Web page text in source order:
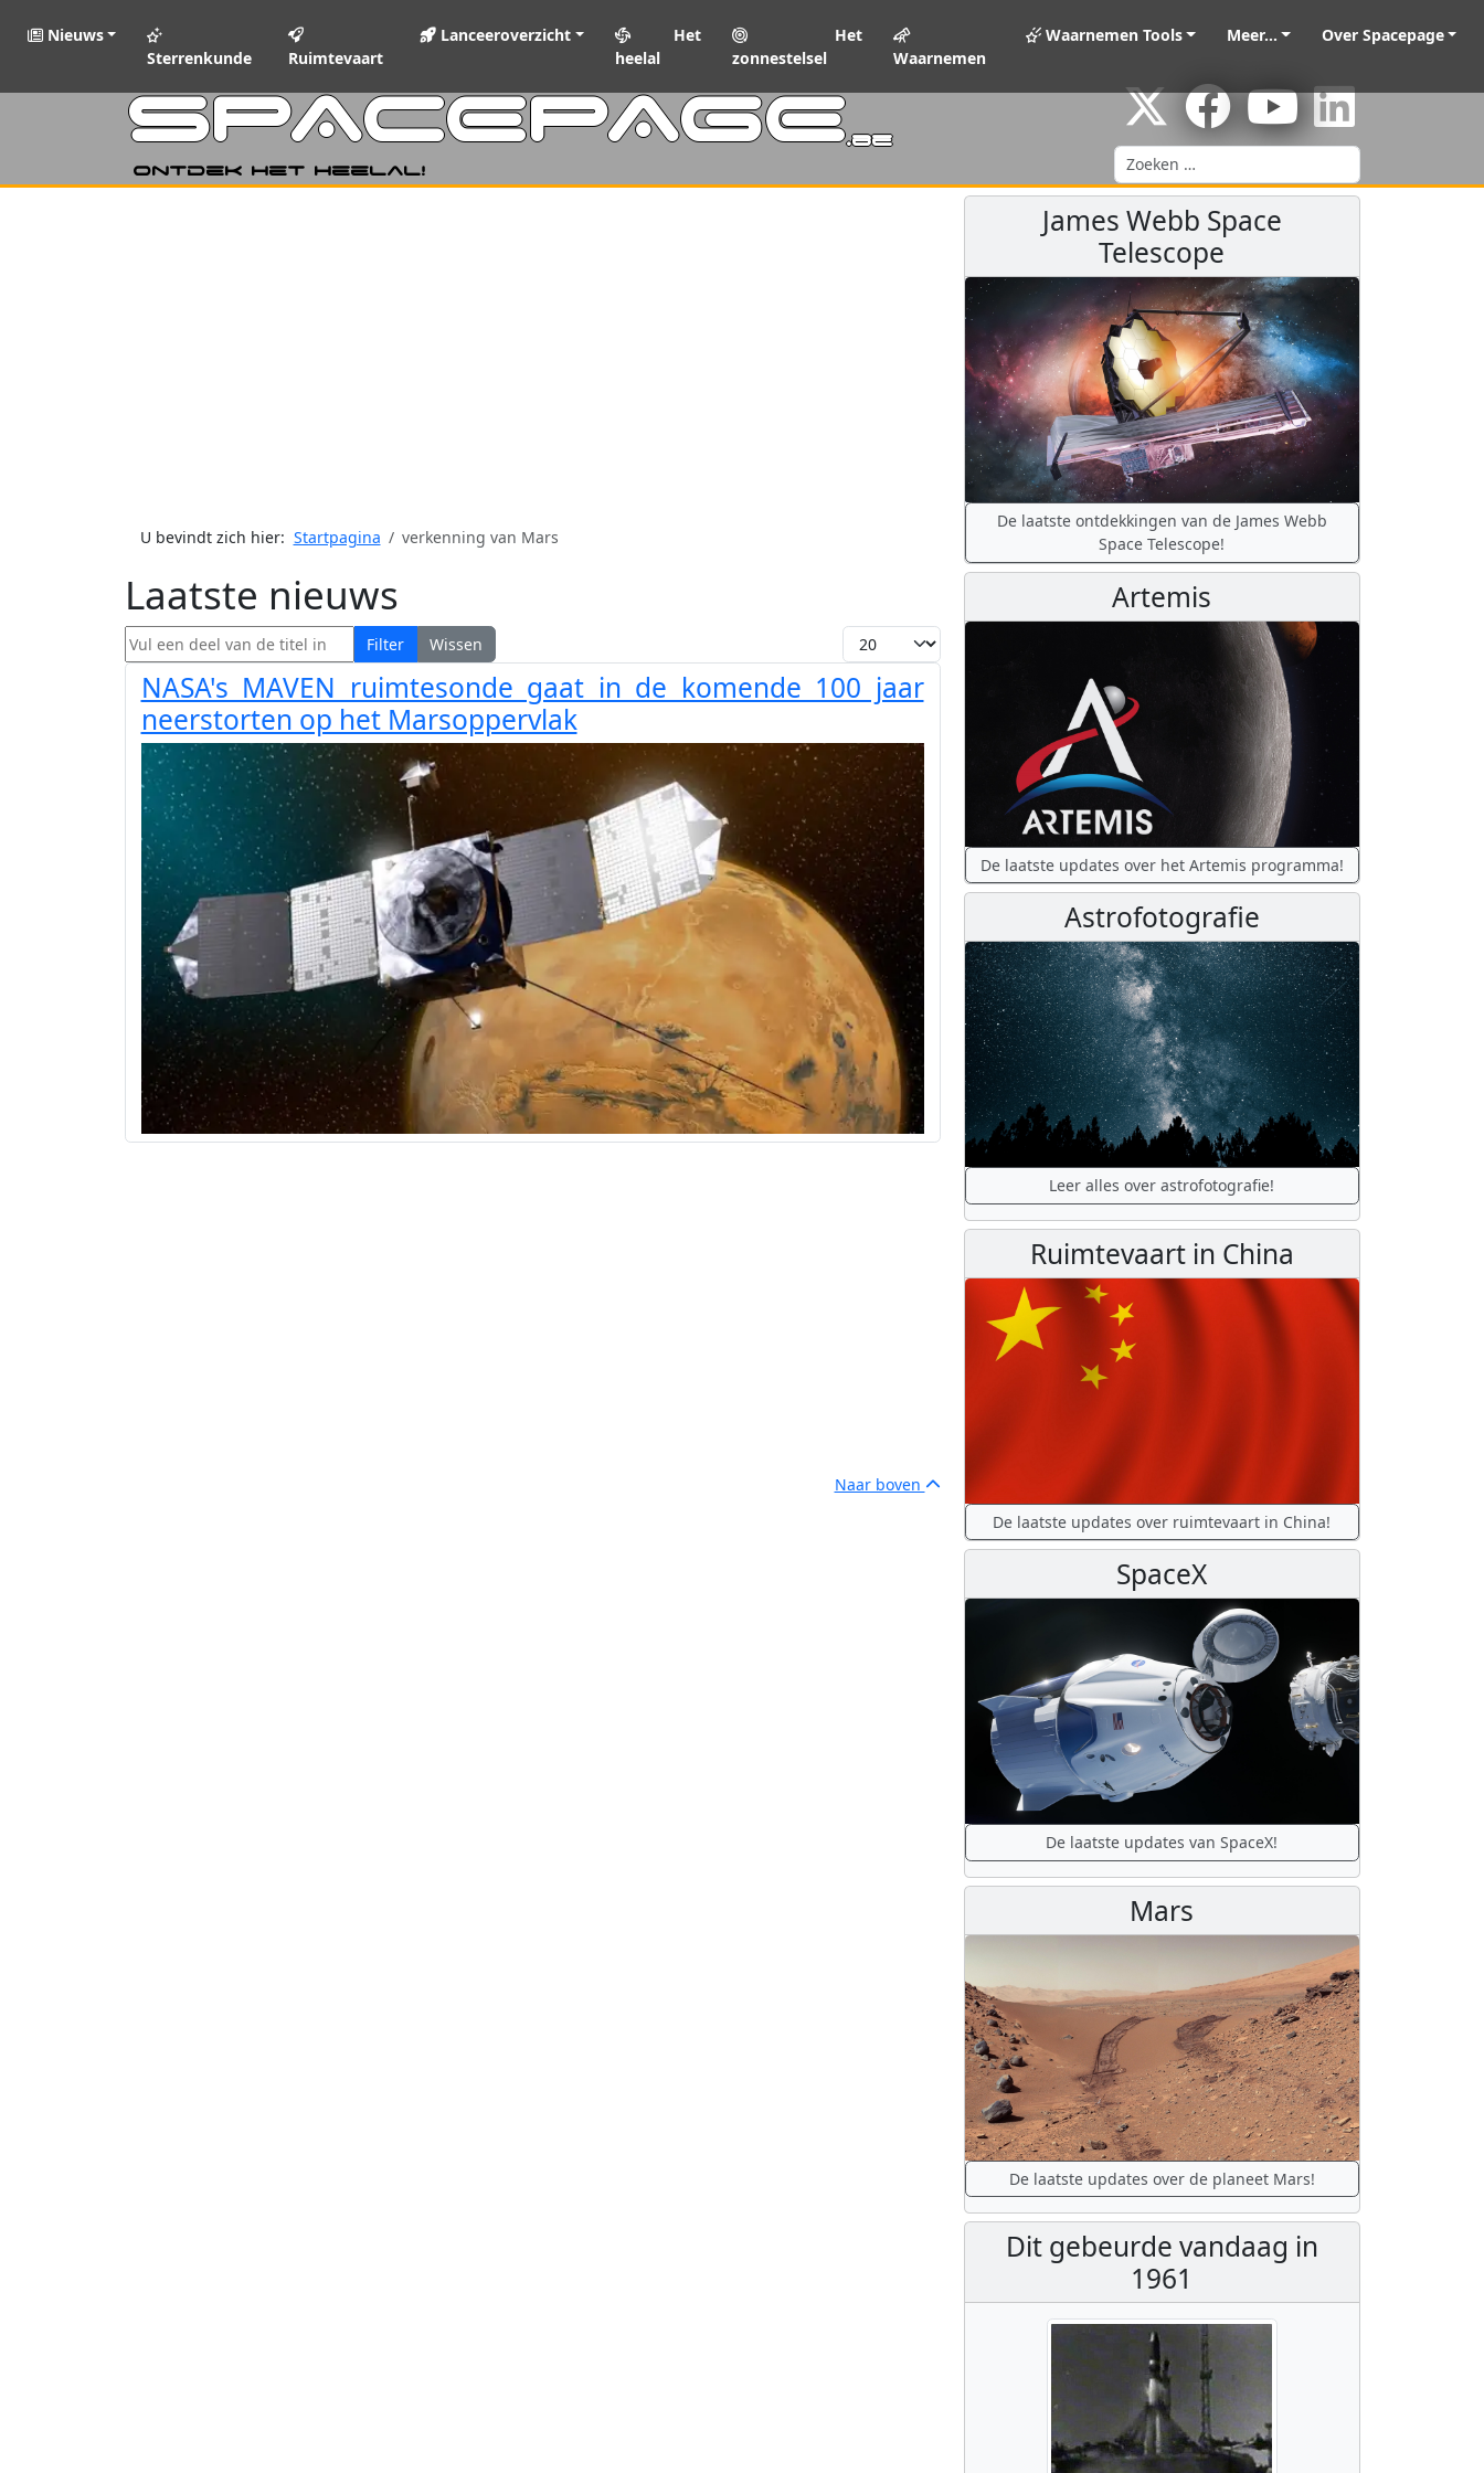
Nieuws
Sterrenkunde
Ruimtevaart
Lanceeroverzicht
Het
heelal
Het
zonnestelsel
Waarnemen
Waarnemen Tools Meer... Over Spacepage
SPACEPAGE.be
Ontdek het heelal!
Zoeken
U bevindt zich hier: Startpagina verkenning van Mars
Laatste nieuws
Vul een deel van de titel in Filter Wissen Toon #
NASA's MAVEN ruimtesonde gaat in de komende 100 jaar
neerstorten op het Marsoppervlak
Naar boven
James Webb Space
Telescope
De laatste ontdekkingen van de James Webb
Space Telescope!
Artemis
De laatste updates over het Artemis programma!
Astrofotografie
Leer alles over astrofotografie!
Ruimtevaart in China
De laatste updates over ruimtevaart in China!
SpaceX
De laatste updates van SpaceX!
Mars
De laatste updates over de planeet Mars!
Dit gebeurde vandaag in
1961